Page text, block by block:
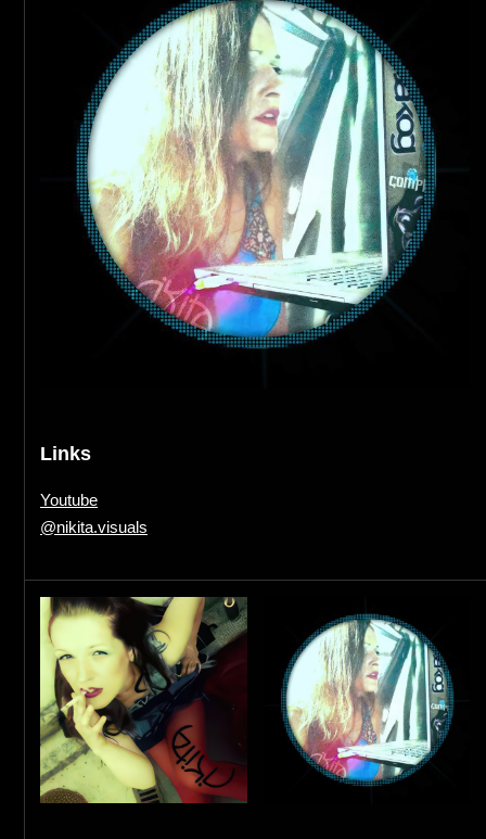
Links
Youtube
@nikita.visuals